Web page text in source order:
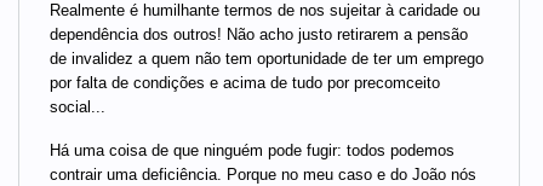
Realmente é humilhante termos de nos sujeitar à caridade ou
dependência dos outros! Não acho justo retirarem a pensão
de invalidez a quem não tem oportunidade de ter um emprego
por falta de condições e acima de tudo por precomceito
social...
Há uma coisa de que ninguém pode fugir: todos podemos
contrair uma deficiência. Porque no meu caso e do João nós